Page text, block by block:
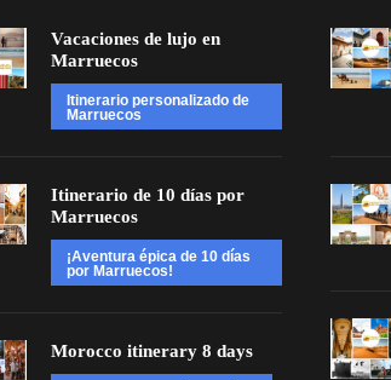
Vacaciones de lujo en
Marruecos
Itinerario personalizado de
Marruecos
Itinerario de 10 días por
Marruecos
¡Aventura épica de 10 días
por Marruecos!
Morocco itinerary 8 days